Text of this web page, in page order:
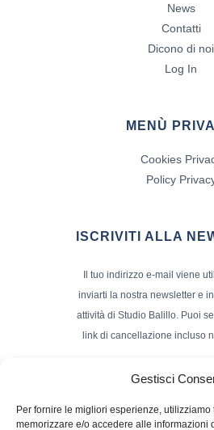
Gestisci
Per fornire le migliori esperienze,
memorizzare e/o accedere alle informazioni
News
Contatti
Dicono di noi
Log In
MENÙ
Cookies
Policy
ISCRIVITI ALLA
Il tuo indirizzo e-mail viene
inviarti la nostra newsletter e
attività di Studio Balillo. Puoi
link di cancellazione incluso
Nome e